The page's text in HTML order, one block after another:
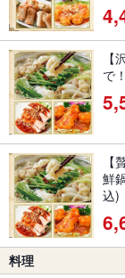
【
で
【
鮮
込)
料理